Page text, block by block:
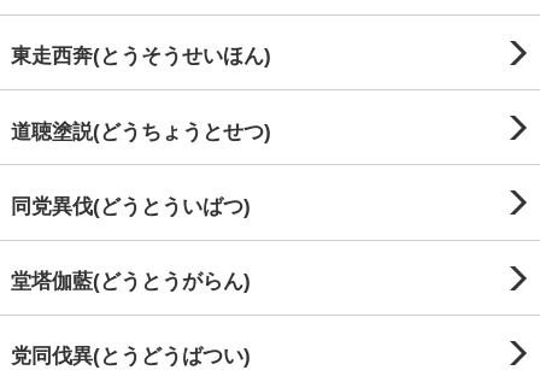
東走西奔(とうそうせいほん)
道聴塗説(どうちょうとせつ)
同党異伐(どうとういばつ)
堂塔伽藍(どうとうがらん)
党同伐異(とうどうばつい)